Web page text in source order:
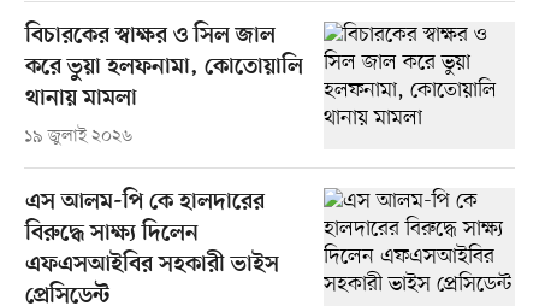
বিচারকের স্বাক্ষর ও সিল জাল
করে ভুয়া হলফনামা, কোতোয়ালি
থানায় মামলা
১৯ জুলাই ২০২৬
এস আলম-পি কে হালদারের
বিরুদ্ধে সাক্ষ্য দিলেন
এফএসআইবির সহকারী ভাইস
প্রেসিডেন্ট